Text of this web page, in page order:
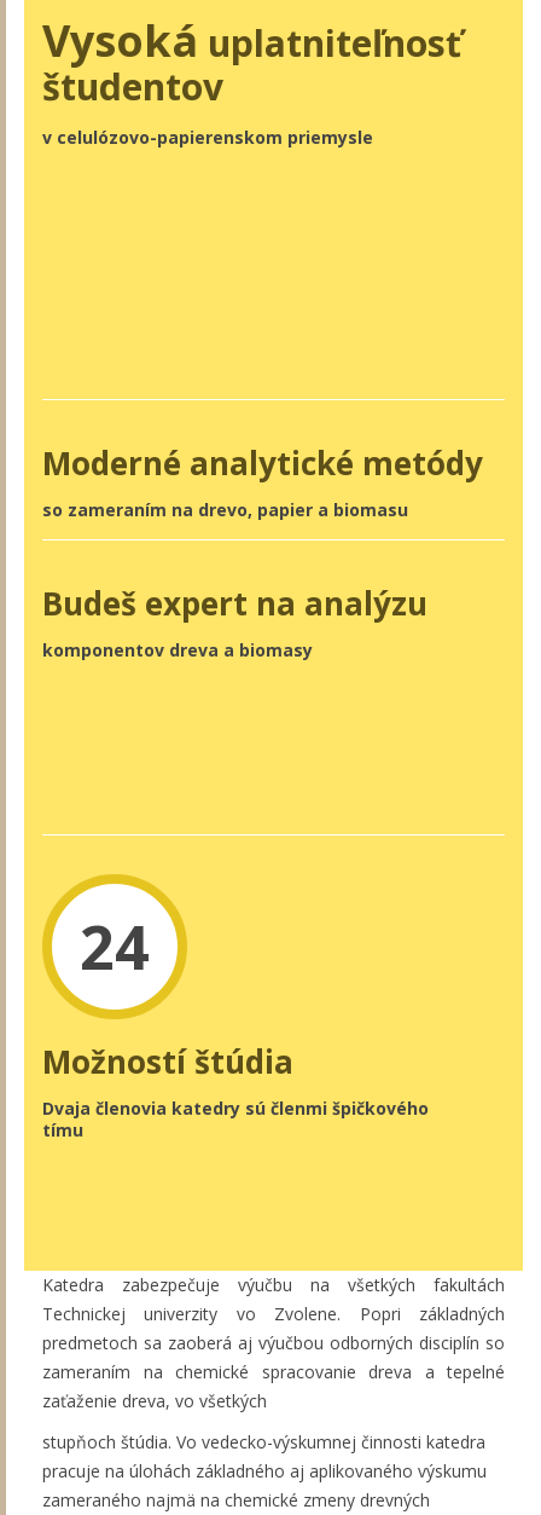
Vysoká uplatniteľnosť
študentov
v celulózovo-papierenskom priemysle
Moderné analytické metódy
so zameraním na drevo, papier a biomasu
Budeš expert na analýzu
komponentov dreva a biomasy
24
Možností štúdia
Dvaja členovia katedry sú členmi špičkového
tímu
Katedra zabezpečuje výučbu na všetkých fakultách
Technickej univerzity vo Zvolene. Popri základných
predmetoch sa zaoberá aj výučbou odborných disciplín so
zameraním na chemické spracovanie dreva a tepelné
zaťaženie dreva, vo všetkých
stupňoch štúdia. Vo vedecko-výskumnej činnosti katedra
pracuje na úlohách základného aj aplikovaného výskumu
zameraného najmä na chemické zmeny drevných